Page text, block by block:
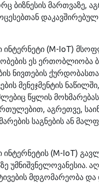
ბიზნესის მართვაზე,
ინტერნეტი (M-IoT)
ეს ერთობლიობა
ნივთების
მენეჯმენტის
წყლის
აგრეთვე,
საგნების ან
(M-IoT)
უმნიშვნელოვანესია.
მდგომარეობა და